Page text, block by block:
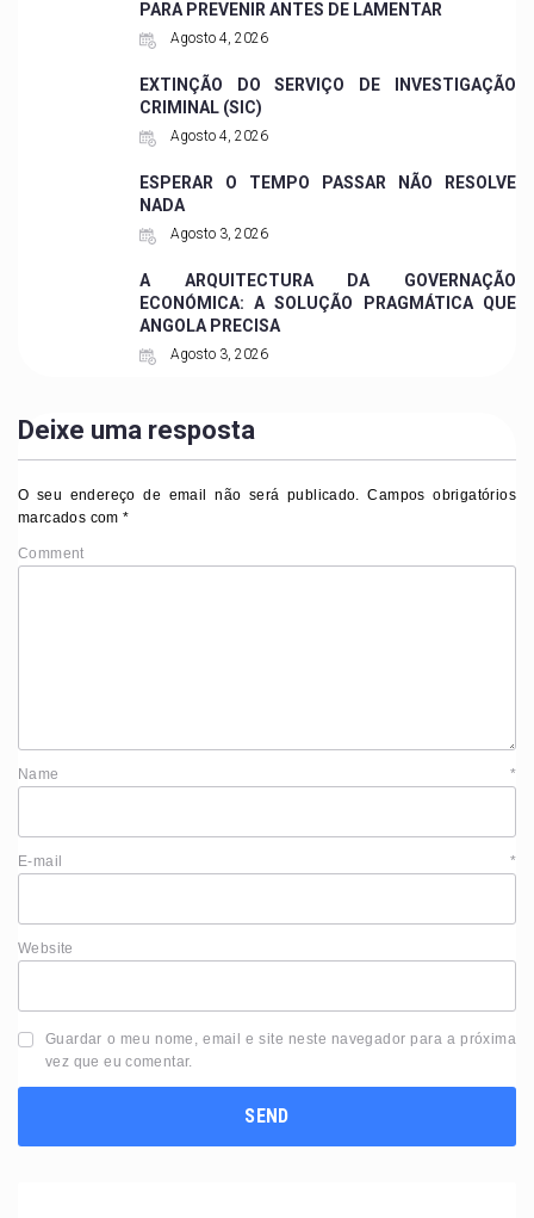
PARA PREVENIR ANTES DE LAMENTAR
Agosto 4, 2026
EXTINÇÃO DO SERVIÇO DE INVESTIGAÇÃO
CRIMINAL (SIC)
Agosto 4, 2026
ESPERAR O TEMPO PASSAR NÃO RESOLVE
NADA
Agosto 3, 2026
A ARQUITECTURA DA GOVERNAÇÃO
ECONÓMICA: A SOLUÇÃO PRAGMÁTICA QUE
ANGOLA PRECISA
Agosto 3, 2026
Deixe uma resposta
O seu endereço de email não será publicado.
Campos obrigatórios
marcados com*
Comment
Name *
E-mail *
Website
Guardar o meu nome, email e site neste navegador para a próxima
vez que eu comentar.